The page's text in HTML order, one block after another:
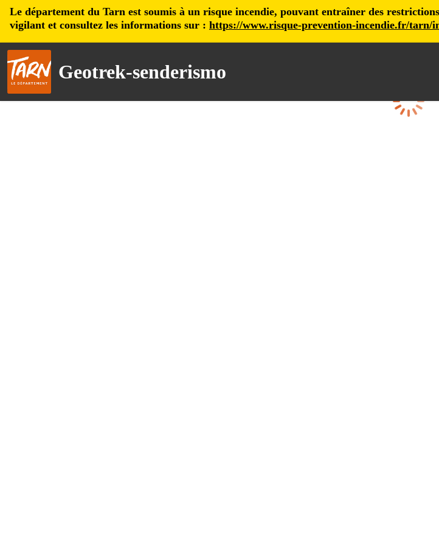
Le département du Tarn est soumis à un risque incendie, pouvant entraîner des
vigilant et consultez les informations sur : https://www.risque-prevention-incendie.fr/tarn/
Geotrek-senderismo